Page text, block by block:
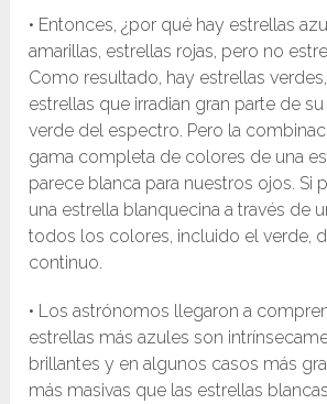
• Entonces, ¿por qué hay estrellas
amarillas, estrellas rojas, pero no
Como resultado, hay estrellas
estrellas que irradian gran parte de
verde del espectro. Pero la
gama completa de colores de una
parece blanca para nuestros ojos. Si
una estrella blanquecina a través de
todos los colores, incluido el verde,
continuo.
• Los astrónomos llegaron a
estrellas más azules son
brillantes y en algunos casos más
más masivas que las estrellas